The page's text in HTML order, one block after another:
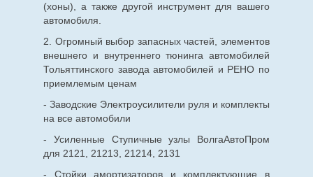
(хоны), а также другой инструмент для вашего
автомобиля.
2. Огромный выбор запасных частей, элементов
внешнего и внутреннего тюнинга автомобилей
Тольяттинского завода автомобилей и РЕНО по
приемлемым ценам
- Заводские Электроусилители руля и комплекты
на все автомобили
- Усиленные Ступичные узлы ВолгаАвтоПром
для 2121, 21213, 21214, 2131
- Стойки амортизаторов и комплектующие в